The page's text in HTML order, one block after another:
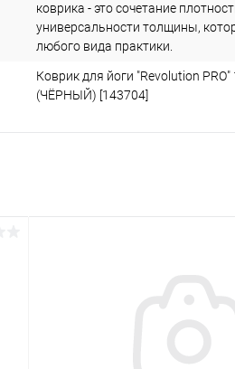
коврика - это сочетание
универсальности толщины,
любого вида практики.
Коврик для йоги "Revolution
(ЧЁРНЫЙ) [143704]